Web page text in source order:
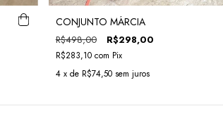
CONJUNTO MÁRCIA
R$498,00 R$298,00
R$283,10 com Pix
4 x de R$74,50 sem juros